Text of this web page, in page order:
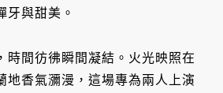
牙與甜美。
時間彷彿瞬間凝結。火光映照在
地香氣瀰漫，這場專為兩人上演